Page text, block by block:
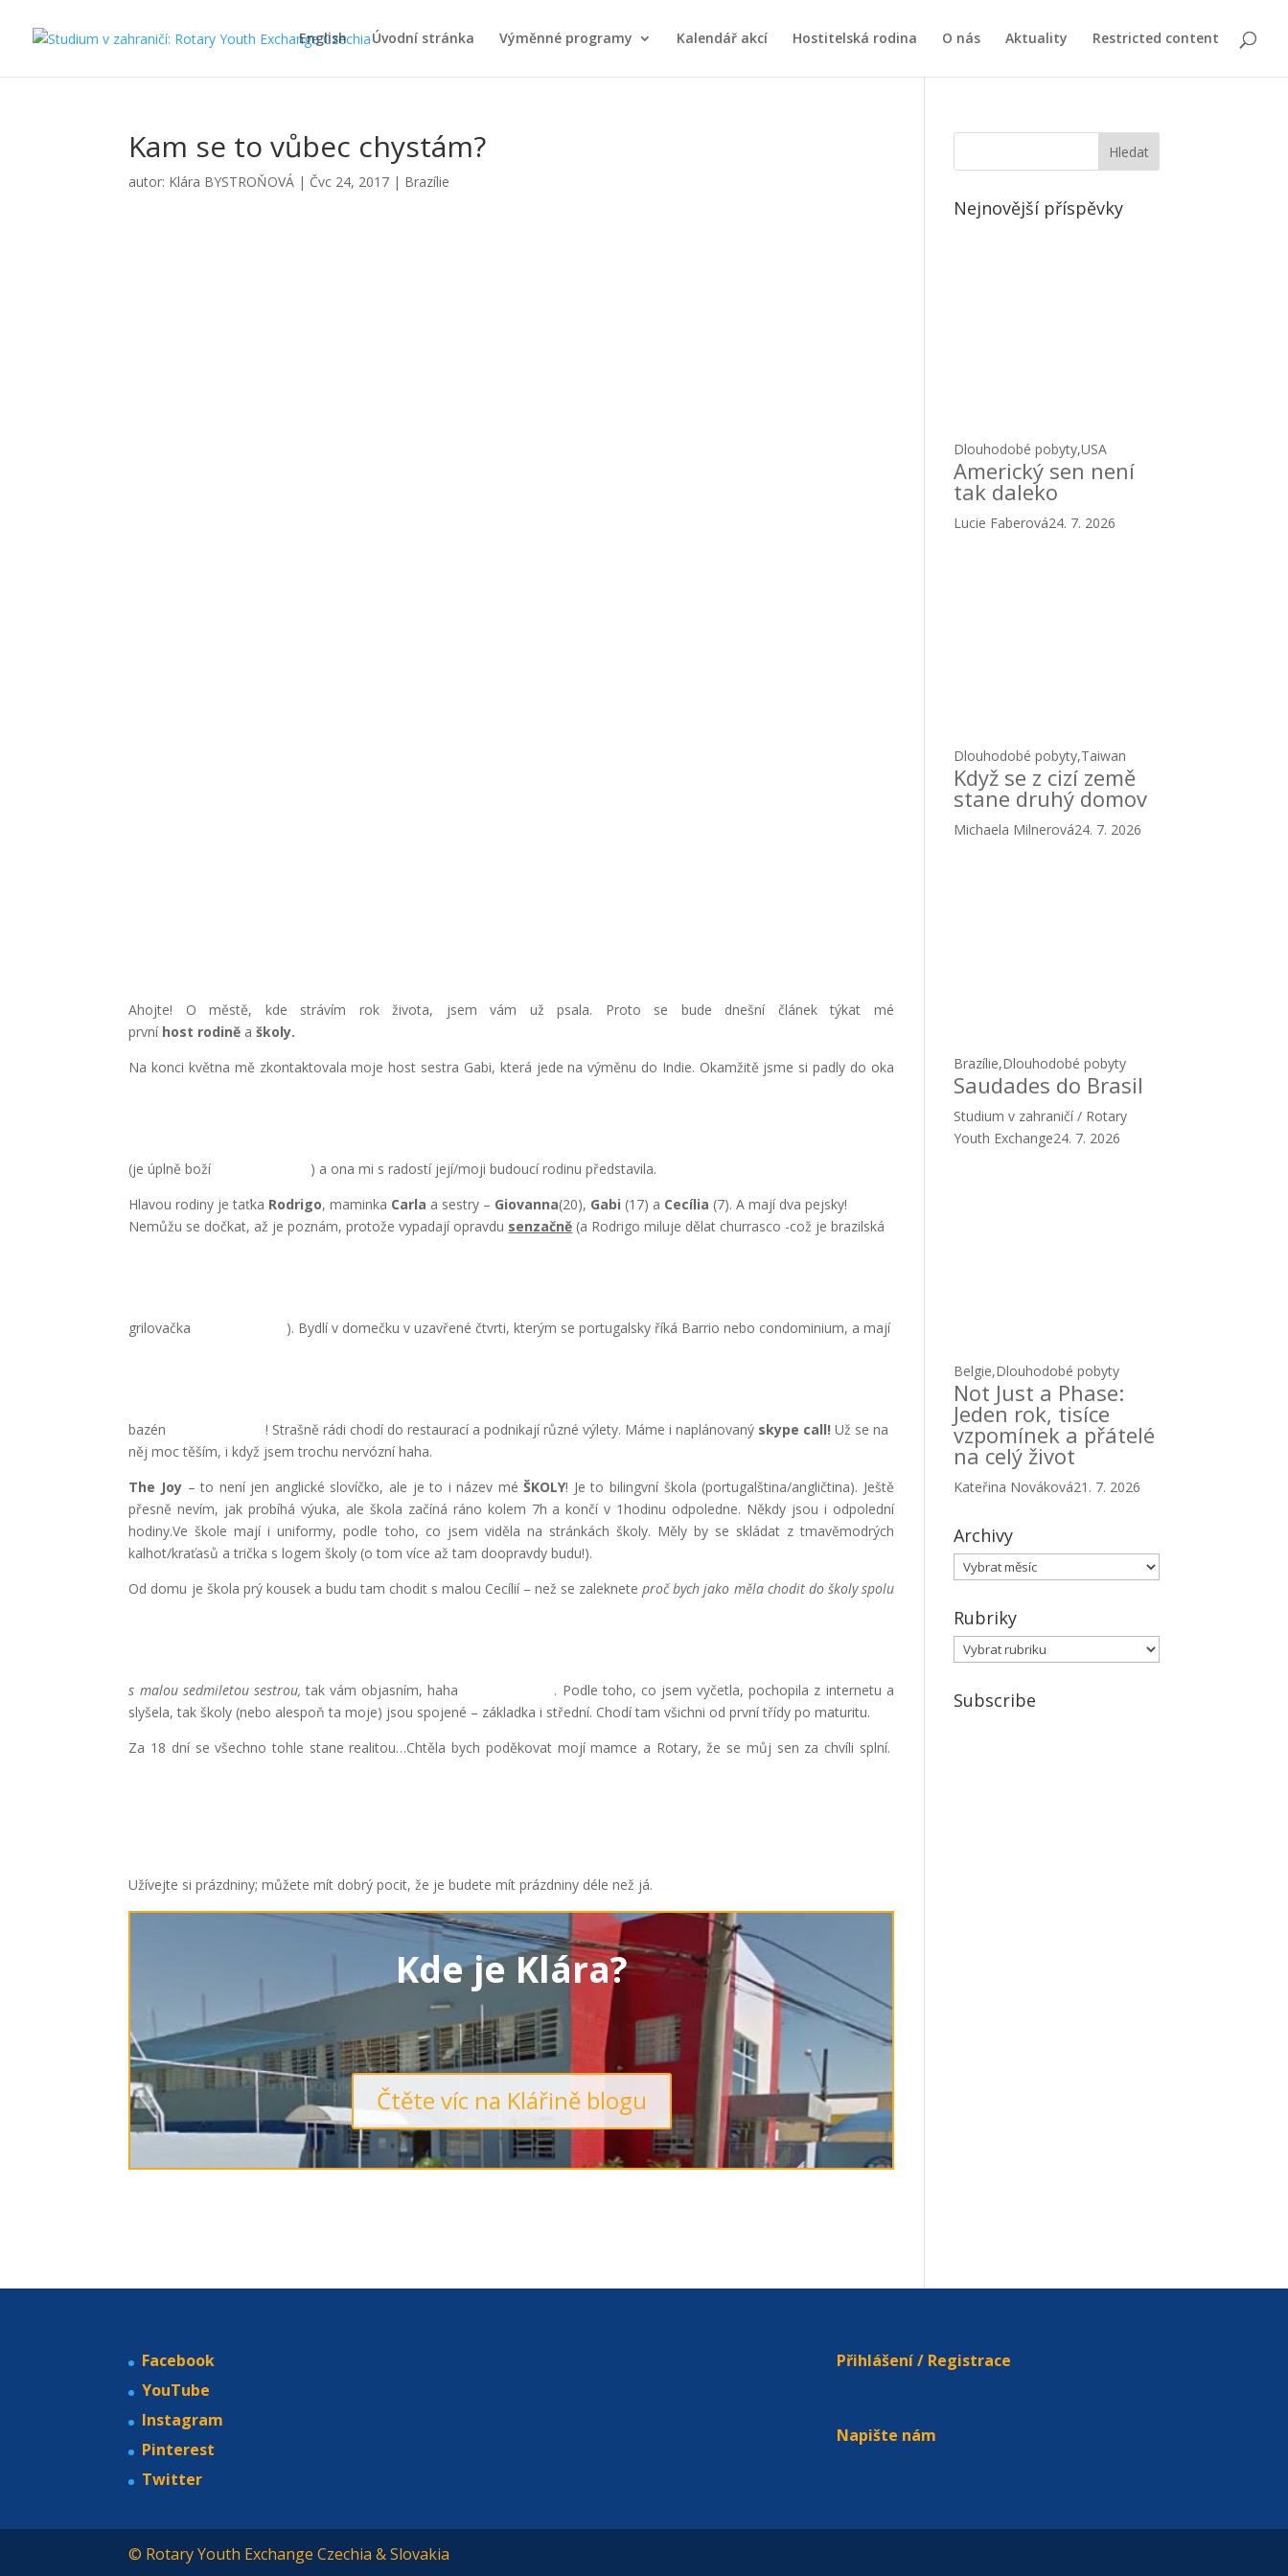
English Úvodní stránka Výměnné programy Kalendář akcí Hostitelská rodina O nás Aktuality Restricted content
Kam se to vůbec chystám?
autor: Klára BYSTROŇOVÁ | Čvc 24, 2017 | Brazílie
Ahojte! O městě, kde strávím rok života, jsem vám už psala. Proto se bude dnešní článek týkat mé
první host rodině aškoly.
Na konci května mě zkontaktovala moje host sestra Gabi, která jede na výměnu do Indie. Okamžitě jsme si padly do oka
(je úplně boží
) a ona mi s radostí její/moji budoucí rodinu představila.
Hlavou rodiny je taťka Rodrigo, maminka Carla a sestry – Giovanna(20), Gabi (17) a Cecília (7). A mají dva pejsky!
Nemůžu se dočkat, až je poznám, protože vypadají opravdu senzačně (a Rodrigo miluje dělat churrasco -což je brazilská
grilovačka ). Bydlí v domečku v uzavřené čtvrti, kterým se portugalsky říká Barrio nebo condominium, a mají
bazén ! Strašně rádi chodí do restaurací a podnikají různé výlety. Máme i naplánovaný skype call! Už se na
něj moc těším, i když jsem trochu nervózní haha.
The Joy– to není jen anglické slovíčko, ale je to i název méŠKOLY! Je to bilingvní škola (portugalština/angličtina). Ještě
přesně nevím, jak probíhá výuka, ale škola začíná ráno kolem 7h a končí v 1hodinu odpoledne. Někdy jsou i odpolední
hodiny.Ve škole mají i uniformy, podle toho, co jsem viděla na stránkách školy. Měly by se skládat z tmavěmodrých
kalhot/kraťasů a trička s logem školy (o tom více až tam doopravdy budu!).
Od domu je škola prý kousek a budu tam chodit s malou Cecílií – než se zalekneteproč bych jako měla chodit do školy spolu
s malou sedmiletou sestrou, tak vám objasním, haha
. Podle toho, co jsem vyčetla, pochopila z internetu a
slyšela, tak školy (nebo alespoň ta moje) jsou spojené – základka i střední. Chodí tam všichni od první třídy po maturitu.
Za 18 dní se všechno tohle stane realitou…Chtěla bych poděkovat mojí mamce a Rotary, že se můj sen za chvíli splní.
Užívejte si prázdniny; můžete mít dobrý pocit, že je budete mít prázdniny déle než já.
Kde je Klára?
Čtěte víc na Klářině blogu
Nejnovější příspěvky
Dlouhodobé pobyty,USA
Americký sen není
tak daleko
Lucie Faberová24. 7. 2026
Dlouhodobé pobyty,Taiwan
Když se z cizí země
stane druhý domov
Michaela Milnerová24. 7. 2026
Brazílie,Dlouhodobé pobyty
Saudades do Brasil
Studium v zahraničí / Rotary
Youth Exchange24. 7. 2026
Belgie,Dlouhodobé pobyty
Not Just a Phase:
Jeden rok, tisíce
vzpomínek a přátelé
na celý život
Kateřina Nováková21. 7. 2026
Archivy
Archivy
Rubriky
Rubriky
Subscribe
Facebook
YouTube
Instagram
Pinterest
Twitter
Přihlášení / Registrace
Napište nám
© Rotary Youth Exchange Czechia & Slovakia